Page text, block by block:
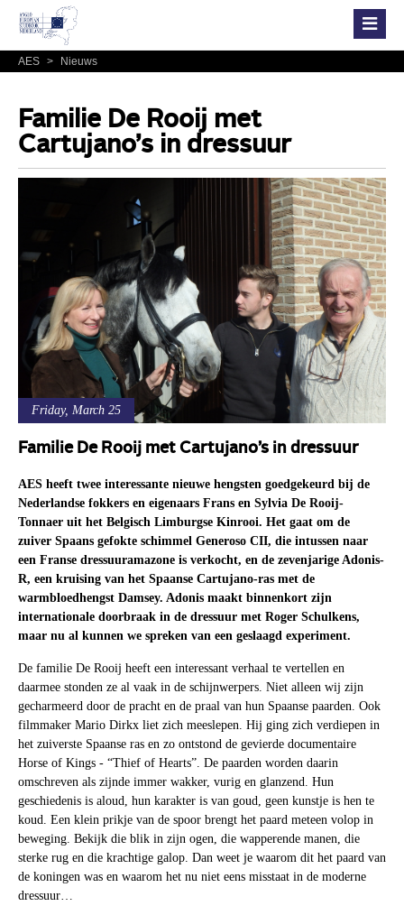
AES > Nieuws
Familie De Rooij met
Cartujano’s in dressuur
Friday, March 25
Familie De Rooij met Cartujano’s in dressuur
AES heeft twee interessante nieuwe hengsten goedgekeurd bij de
Nederlandse fokkers en eigenaars Frans en Sylvia De Rooij-
Tonnaer uit het Belgisch Limburgse Kinrooi. Het gaat om de
zuiver Spaans gefokte schimmel Generoso CII, die intussen naar
een Franse dressuuramazone is verkocht, en de zevenjarige Adonis-
R, een kruising van het Spaanse Cartujano-ras met de
warmbloedhengst Damsey. Adonis maakt binnenkort zijn
internationale doorbraak in de dressuur met Roger Schulkens,
maar nu al kunnen we spreken van een geslaagd experiment.
De familie De Rooij heeft een interessant verhaal te vertellen en
daarmee stonden ze al vaak in de schijnwerpers. Niet alleen wij zijn
gecharmeerd door de pracht en de praal van hun Spaanse paarden. Ook
filmmaker Mario Dirkx liet zich meeslepen. Hij ging zich verdiepen in
het zuiverste Spaanse ras en zo ontstond de gevierde documentaire
Horse of Kings - “Thief of Hearts”. De paarden worden daarin
omschreven als zijnde immer wakker, vurig en glanzend. Hun
geschiedenis is aloud, hun karakter is van goud, geen kunstje is hen te
koud. Een klein prikje van de spoor brengt het paard meteen volop in
beweging. Bekijk die blik in zijn ogen, die wapperende manen, die
sterke rug en die krachtige galop. Dan weet je waarom dit het paard van
de koningen was en waarom het nu niet eens misstaat in de moderne
dressuur…